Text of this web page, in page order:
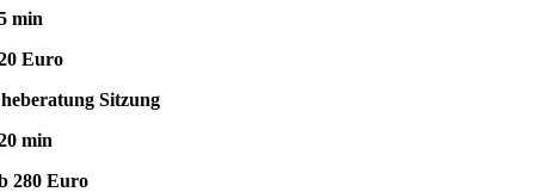
min
Euro
Sitzung
min
280 Euro